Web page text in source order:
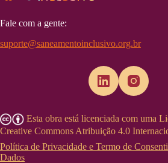
Fale com a gente:
suporte@saneamentoinclusivo.org.br
Esta obra está licenciada com uma
Creative Commons Atribuição 4.0
Política de Privacidade e Termo de
Dados